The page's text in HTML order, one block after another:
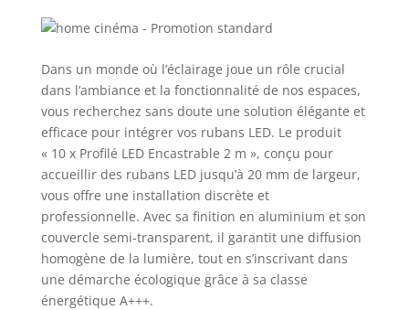
Dans un monde où l’éclairage joue un rôle crucial
dans l’ambiance et la fonctionnalité de nos espaces,
vous recherchez sans doute une solution élégante et
efficace pour intégrer vos rubans LED. Le produit
« 10 x Profilé LED Encastrable 2 m », conçu pour
accueillir des rubans LED jusqu’à 20 mm de largeur,
vous offre une installation discrète et
professionnelle. Avec sa finition en aluminium et son
couvercle semi-transparent, il garantit une diffusion
homogène de la lumière, tout en s’inscrivant dans
une démarche écologique grâce à sa classe
énergétique A+++.